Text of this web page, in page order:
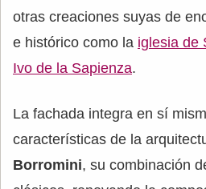
otras creaciones suyas de
e histórico como la iglesia de
Ivo de la Sapienza.
La fachada integra en sí
características de la
Borromini, su combinación